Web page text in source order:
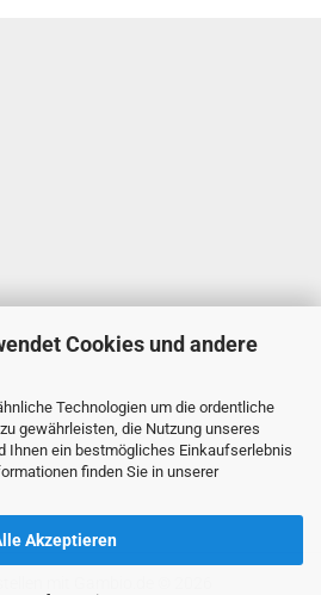
Cookies und andere
Technologien um die ordentliche
gewährleisten, die Nutzung unseres
Ihnen ein bestmögliches Einkaufserlebnis
finden Sie in unserer
Akzeptieren